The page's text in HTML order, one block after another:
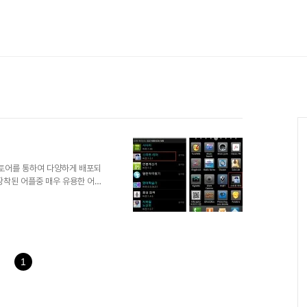
를 통하여 다양하게 배포되
된 어플중 매우 유용한 어플
글,영어,숫자의 인식률은 물
핀트를 맞추면... 자동으로 스
1